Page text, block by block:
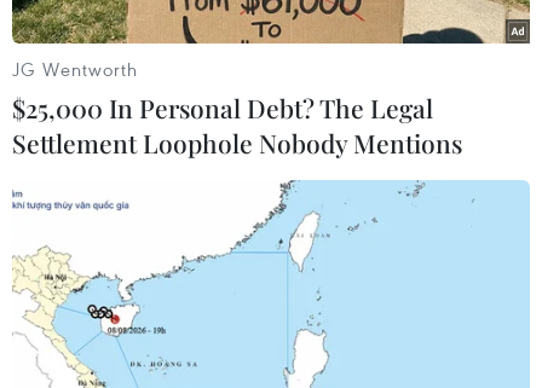
JG Wentworth
$25,000 In Personal Debt? The Legal
Settlement Loophole Nobody Mentions